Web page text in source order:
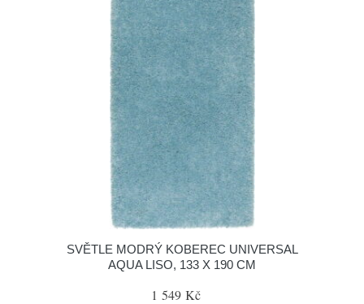
SVĚTLE MODRÝ KOBEREC UNIVERSAL
AQUA LISO, 133 X 190 CM
1 549 Kč